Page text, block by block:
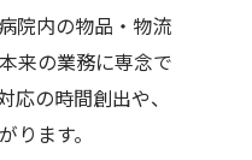
院内の物品・物流
来の業務に専念で
応の時間創出や、
ります。